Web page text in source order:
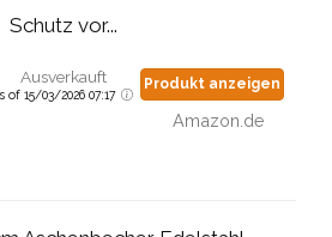
Schutz vor...
Ausverkauft
of 15/03/2026 07:17
Produkt anzeigen
Amazon.de